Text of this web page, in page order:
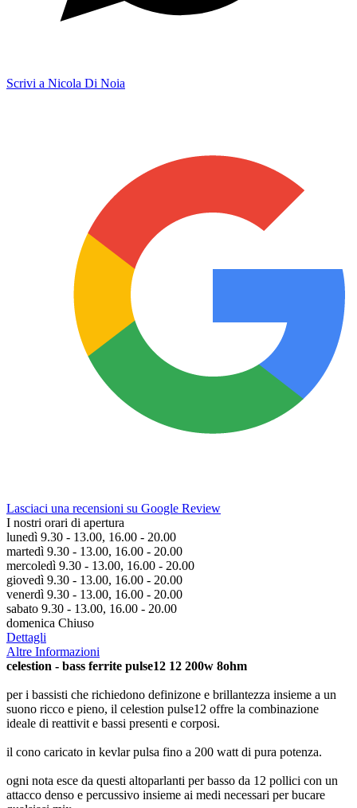
Scrivi a Nicola Di Noia
Lasciaci una recensioni su Google Review
I nostri orari di apertura
lunedì 9.30 - 13.00, 16.00 - 20.00
martedì 9.30 - 13.00, 16.00 - 20.00
mercoledì 9.30 - 13.00, 16.00 - 20.00
giovedì 9.30 - 13.00, 16.00 - 20.00
venerdì 9.30 - 13.00, 16.00 - 20.00
sabato 9.30 - 13.00, 16.00 - 20.00
domenica Chiuso
Dettagli
Altre Informazioni
celestion - bass ferrite pulse12 12 200w 8ohm
per i bassisti che richiedono definizone e brillantezza insieme a un
suono ricco e pieno, il celestion pulse12 offre la combinazione
ideale di reattivit e bassi presenti e corposi.
il cono caricato in kevlar pulsa fino a 200 watt di pura potenza.
ogni nota esce da questi altoparlanti per basso da 12 pollici con un
attacco denso e percussivo insieme ai medi necessari per bucare